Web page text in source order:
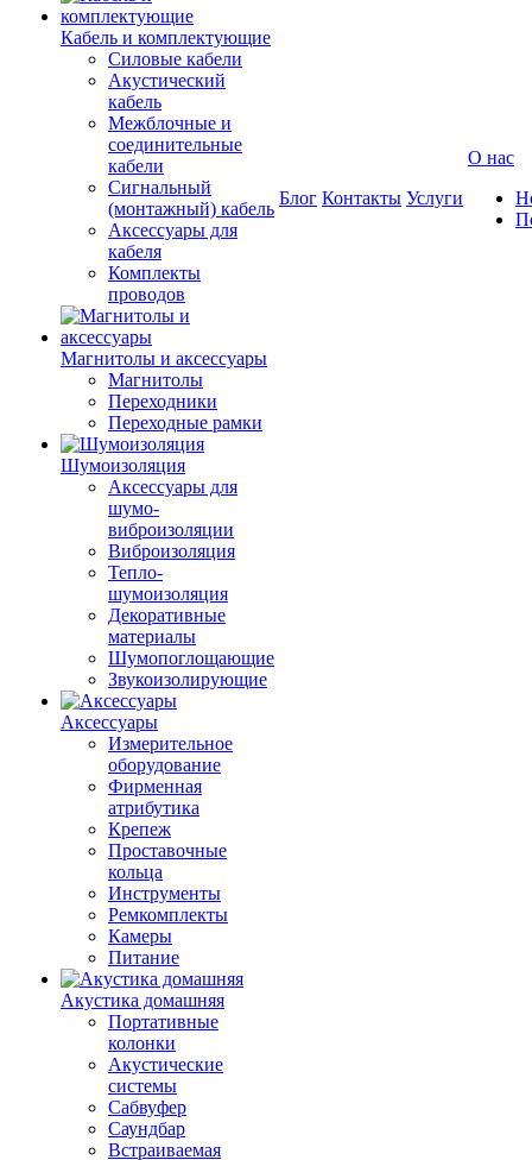
Кабель и комплектующие
Силовые кабели
Акустический
кабель
Межблочные и
соединительные
кабели
Сигнальный
(монтажный) кабель
Аксессуары для
кабеля
Комплекты
проводов
Магнитолы и аксессуары
Магнитолы
Переходники
Переходные рамки
Шумоизоляция
Аксессуары для
шумо-
виброизоляции
Виброизоляция
Тепло-
шумоизоляция
Декоративные
материалы
Шумопоглощающие
Звукоизолирующие
Аксессуары
Измерительное
оборудование
Фирменная
атрибутика
Крепеж
Проставочные
кольца
Инструменты
Ремкомплекты
Камеры
Питание
Акустика домашняя
Портативные
колонки
Акустические
системы
Сабвуфер
Саундбар
Встраиваемая
Блог Контакты Услуги
О нас